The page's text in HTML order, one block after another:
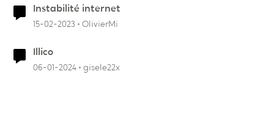
Instabilité internet
15-02-2023 OlivierMi
Illico
06-01-2024 gisele22x